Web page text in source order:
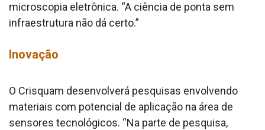
microscopia eletrônica. “A ciência de ponta sem
infraestrutura não dá certo.”
Inovação
O Crisquam desenvolverá pesquisas envolvendo
materiais com potencial de aplicação na área de
sensores tecnológicos. “Na parte de pesquisa,